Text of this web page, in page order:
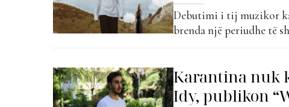
Debutimi i tij muzikor
brenda një periudhe të
klasifikimit zyrtar të
Karantina nuk
Idy, publikon